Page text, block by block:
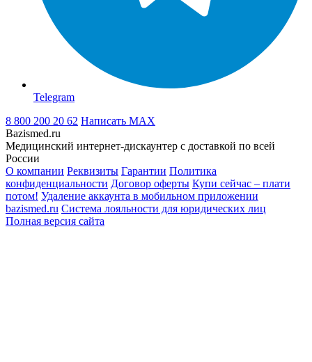
Telegram
8 800 200 20 62 Написать MAX
Bazismed.ru
Медицинский интернет-дискаунтер с доставкой по всей
России
О компании Реквизиты Гарантии Политика
конфиденциальности Договор оферты Купи сейчас – плати
потом! Удаление аккаунта в мобильном приложении
bazismed.ru Система лояльности для юридических лиц
Полная версия сайта